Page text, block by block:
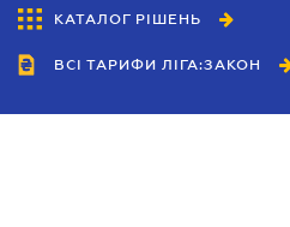
КАТАЛОГ РІШЕНЬ
ВСІ ТАРИФИ ЛІГА:ЗАКОН